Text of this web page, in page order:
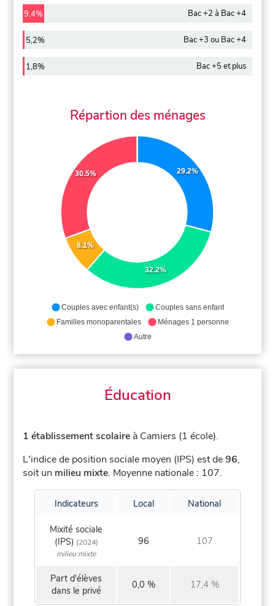
9,4% Bac +2 à Bac +4
5,2% Bac +3 ou Bac +4
1,8% Bac +5 et plus
Répartion des ménages
29.2%
32.2%
8.1%
30.5%
Couples avec enfant(s)
Couples sans enfant
Familles monoparentales
Ménages 1 personne
Autre
Éducation
1 établissement scolaire à Camiers (1 école).
L'indice de position sociale moyen (IPS) est de96,
soit un milieu mixte. Moyenne nationale : 107.
Indicateurs Local National
Mixité sociale
(IPS) (2024)
milieu mixte
96 107
Part d'élèves
dans le privé
0,0 % 17,4 %